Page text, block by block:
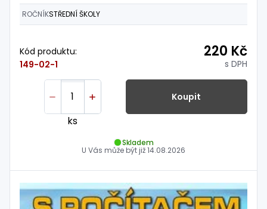
ROČNÍKSTŘEDNÍ ŠKOLY
Kód produktu:
149-02-1
220 Kč
s DPH
ks
Koupit
Skladem
U Vás může být již14.08.2026